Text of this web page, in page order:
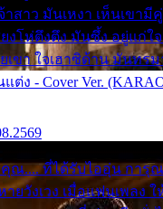
าสาว มันเหงา เห็นเขา
งโห่ตึงตึง มันซึ้ง อยู่แก่ใ
เขา ใจเฮาซิด้าน มันทร
ต่ง - Cover Ver.
ณ.... ที่ได้รับไออุ่น การุ
ยวังเวง เมื่อแฟนเพลง ใ